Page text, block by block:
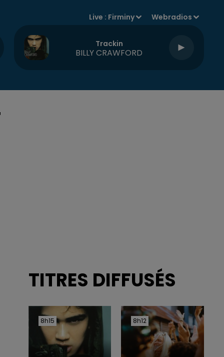
Live : Firminy Webradios
Trackin
BILLY CRAWFORD
TITRES DIFFUSÉS
8h15
8h15 8h12
8h12